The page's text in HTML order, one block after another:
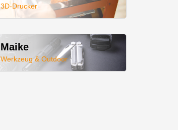
3D-Drucker
Maike
Werkzeug & Outdoor